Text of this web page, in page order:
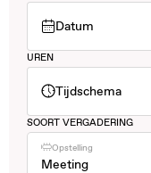
Datum
UREN
Tijdschema
SOORT VERGADERING
Opstelling
Meeting